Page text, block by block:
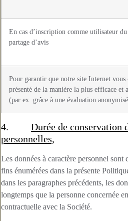
En cas d’inscription comme utilisateur
partage d’avis
Pour garantir que notre site Internet vous
présenté de la manière la plus efficace et
(par ex. grâce à une évaluation
4. Durée de conservation
personnelles,
Les données à caractère personnel
fins énumérées dans la présente
dans les paragraphes précédents, les
longtemps que la personne concernée
contractuelle avec la Société.